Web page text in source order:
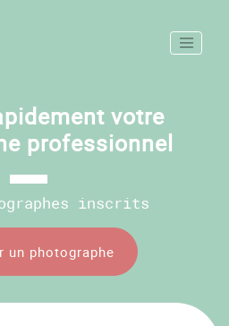
votre
professionnel
inscrits
un photographe